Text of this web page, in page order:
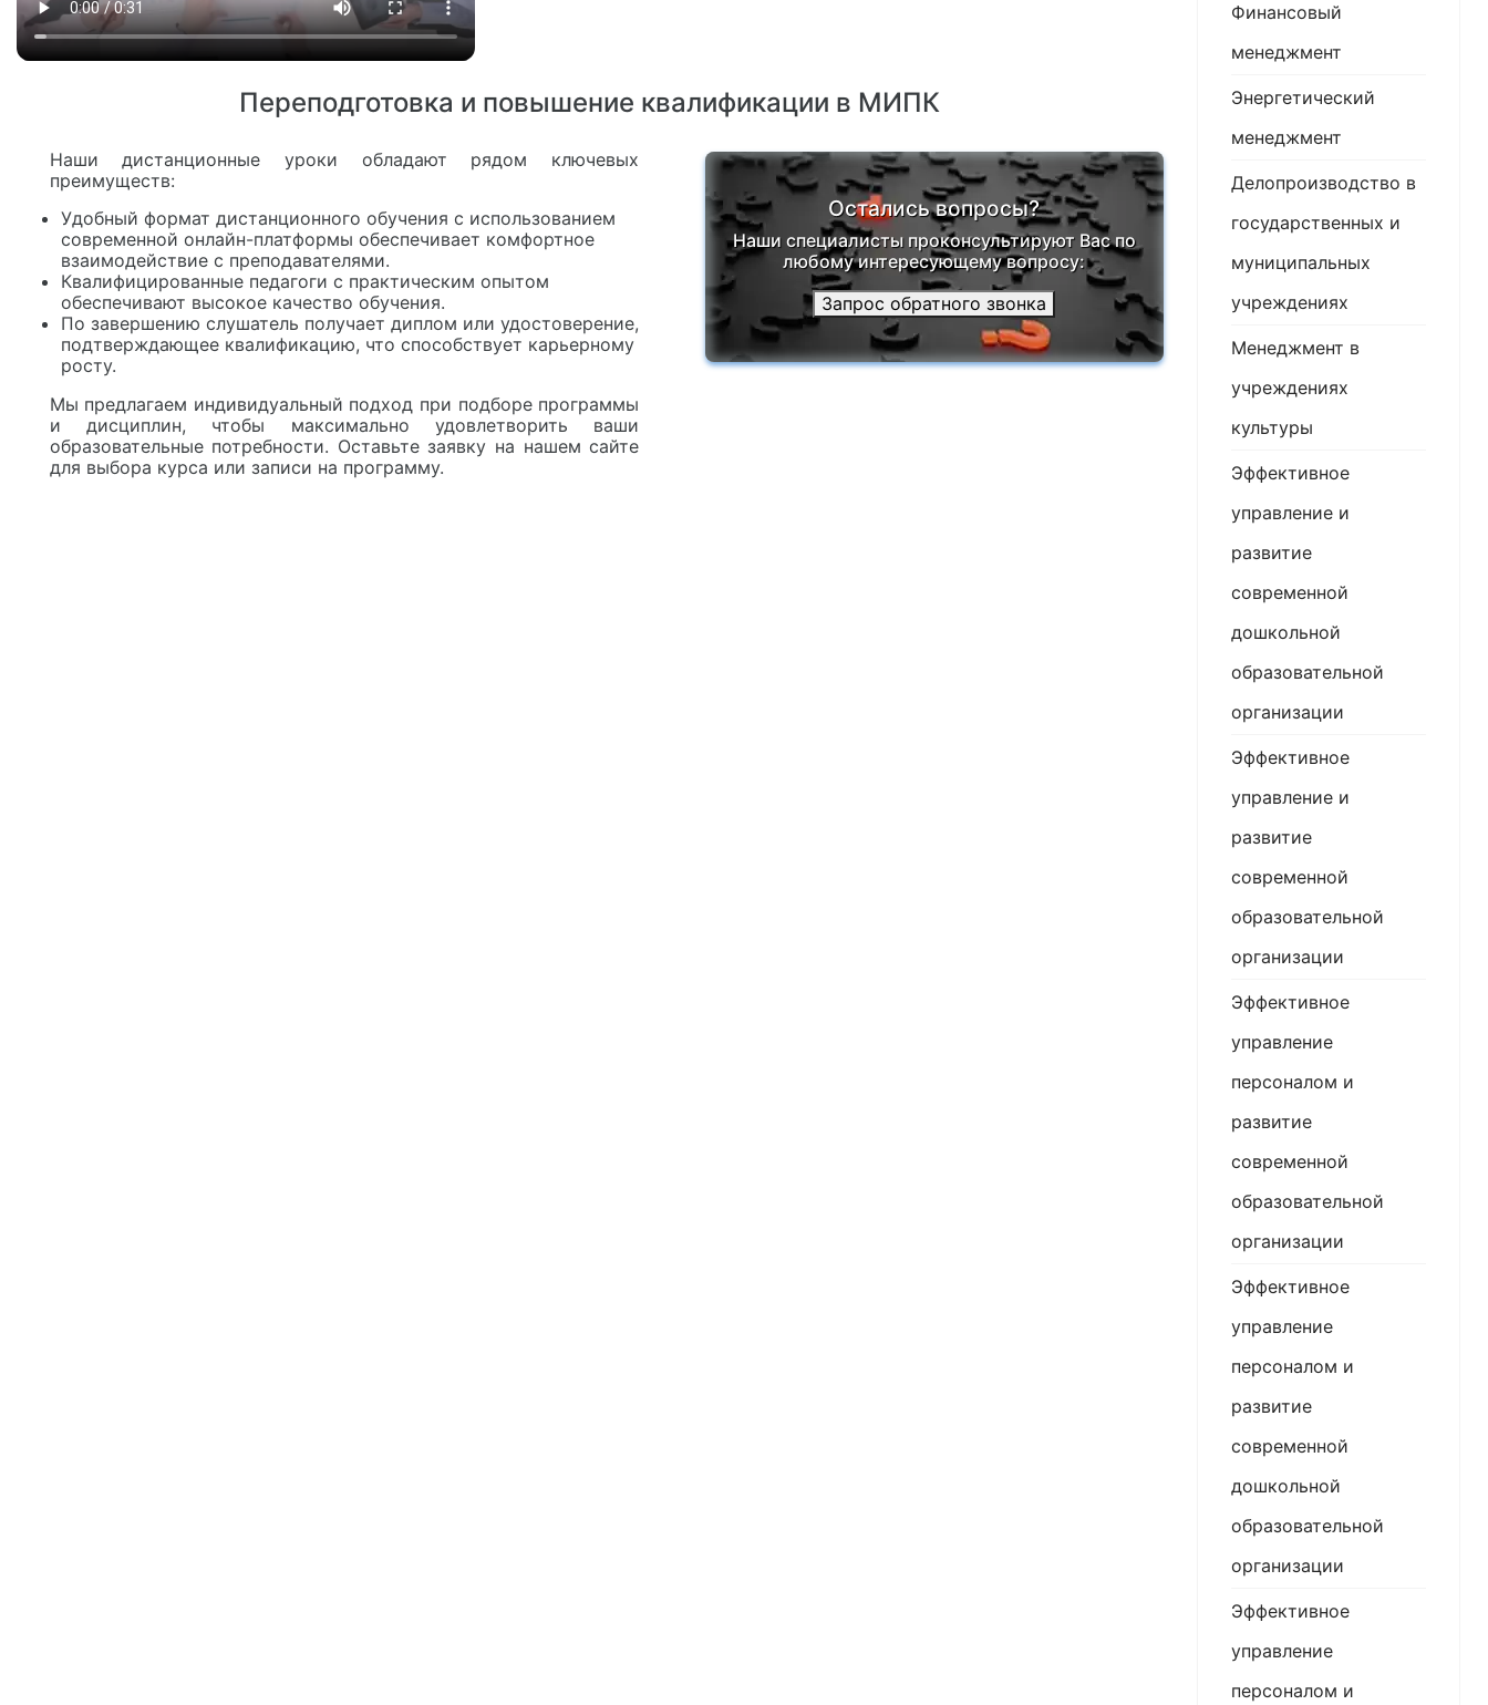
Переподготовка и повышение квалификации в МИПК
Наши дистанционные уроки обладают рядом ключевых
преимуществ:
Удобный формат дистанционного обучения с использованием
современной онлайн-платформы обеспечивает комфортное
взаимодействие с преподавателями.
Квалифицированные педагоги с практическим опытом
обеспечивают высокое качество обучения.
По завершению слушатель получает диплом или удостоверение,
подтверждающее квалификацию, что способствует карьерному
росту.
Мы предлагаем индивидуальный подход при подборе программы
и дисциплин, чтобы максимально удовлетворить ваши
образовательные потребности. Оставьте заявку на нашем сайте
для выбора курса или записи на программу.
Остались вопросы?
Наши специалисты проконсультируют Вас по
любому интересующему вопросу:
Запрос обратного звонка
Финансовый
менеджмент
Энергетический
менеджмент
Делопроизводство в
государственных и
муниципальных
учреждениях
Менеджмент в
учреждениях
культуры
Эффективное
управление и
развитие
современной
дошкольной
образовательной
организации
Эффективное
управление и
развитие
современной
образовательной
организации
Эффективное
управление
персоналом и
развитие
современной
образовательной
организации
Эффективное
управление
персоналом и
развитие
современной
дошкольной
образовательной
организации
Эффективное
управление
персоналом и